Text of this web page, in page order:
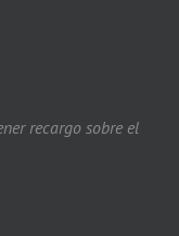
recargo sobre el